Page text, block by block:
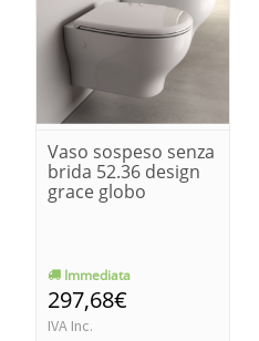
Vaso sospeso senza
brida 52.36 design
grace globo
Immediata
297,68€
IVA Inc.